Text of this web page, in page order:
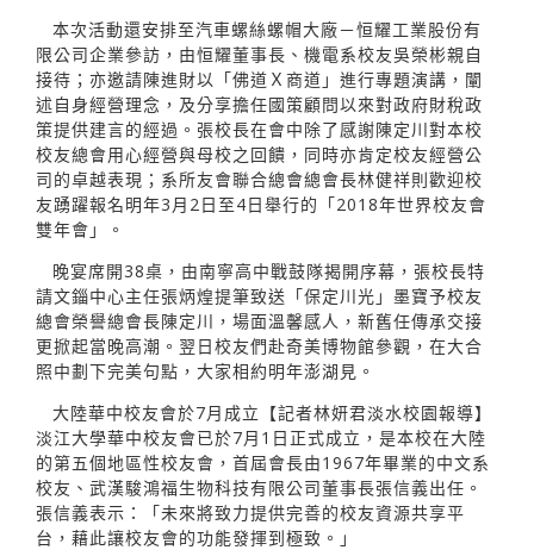
本次活動還安排至汽車螺絲螺帽大廠－恒耀工業股份有
限公司企業參訪，由恒耀董事長、機電系校友吳榮彬親自
接待；亦邀請陳進財以「佛道Ｘ商道」進行專題演講，闡
述自身經營理念，及分享擔任國策顧問以來對政府財稅政
策提供建言的經過。張校長在會中除了感謝陳定川對本校
校友總會用心經營與母校之回饋，同時亦肯定校友經營公
司的卓越表現；系所友會聯合總會總會長林健祥則歡迎校
友踴躍報名明年3月2日至4日舉行的「2018年世界校友會
雙年會」。
晚宴席開38桌，由南寧高中戰鼓隊揭開序幕，張校長特
請文錙中心主任張炳煌提筆致送「保定川光」墨寶予校友
總會榮譽總會長陳定川，場面溫馨感人，新舊任傳承交接
更掀起當晚高潮。翌日校友們赴奇美博物館參觀，在大合
照中劃下完美句點，大家相約明年澎湖見。
大陸華中校友會於7月成立【記者林妍君淡水校園報導】
淡江大學華中校友會已於7月1日正式成立，是本校在大陸
的第五個地區性校友會，首屆會長由1967年畢業的中文系
校友、武漢駿鴻福生物科技有限公司董事長張信義出任。
張信義表示：「未來將致力提供完善的校友資源共享平
台，藉此讓校友會的功能發揮到極致。」